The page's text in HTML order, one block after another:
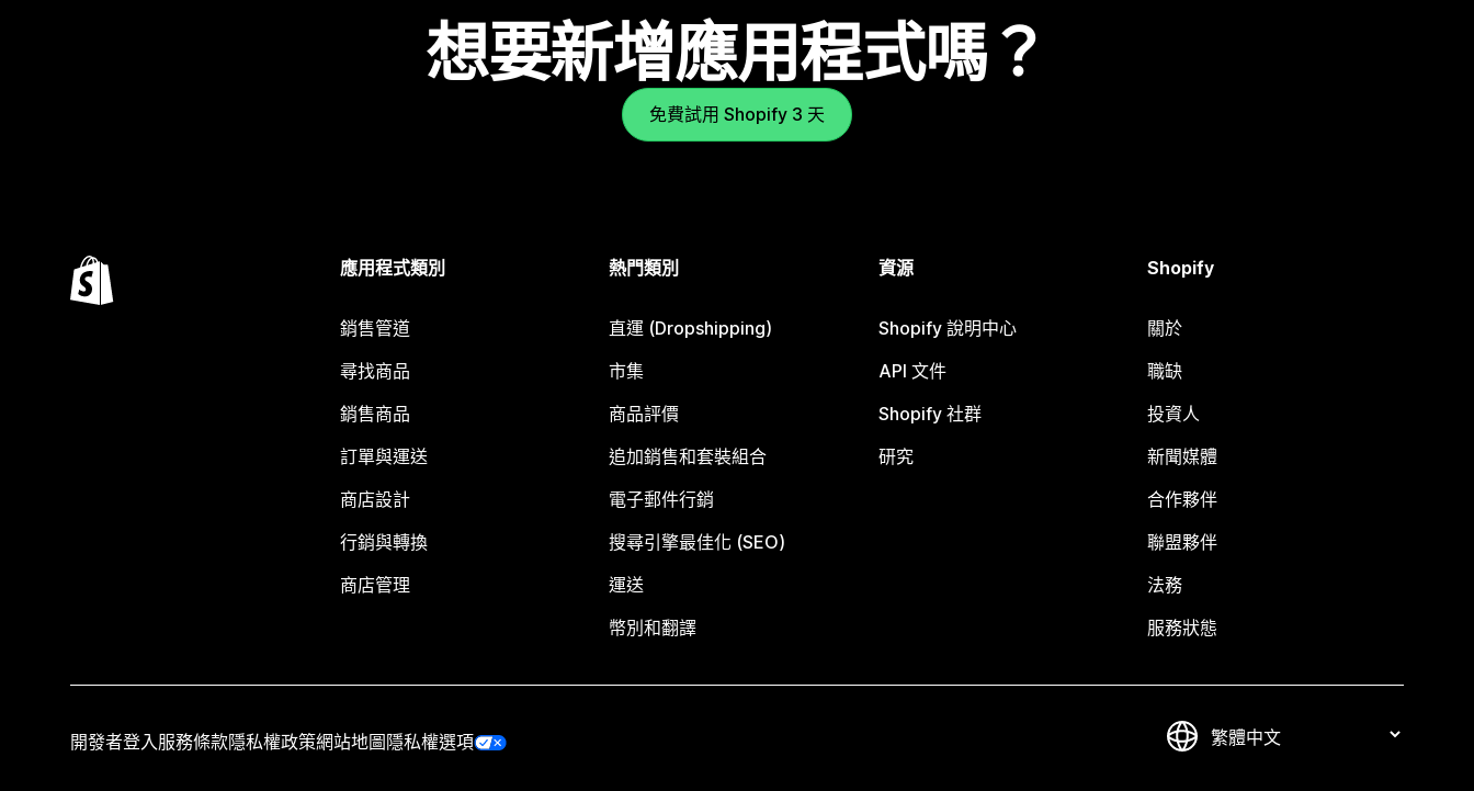
想要新增應用程式嗎？
免費試用 Shopify 3 天
應用程式類別
銷售管道
尋找商品
銷售商品
訂單與運送
商店設計
行銷與轉換
商店管理
熱門類別
直運 (Dropshipping)
市集
商品評價
追加銷售和套裝組合
電子郵件行銷
搜尋引擎最佳化 (SEO)
運送
幣別和翻譯
資源
Shopify 說明中心
API 文件
Shopify 社群
研究
Shopify
關於
職缺
投資人
新聞媒體
合作夥伴
聯盟夥伴
法務
服務狀態
開發者登入服務條款隱私權政策網站地圖 隱私權選項